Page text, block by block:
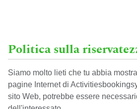
Politica sulla
Siamo molto lieti che tu abbia
pagine Internet di
sito Web, potrebbe essere